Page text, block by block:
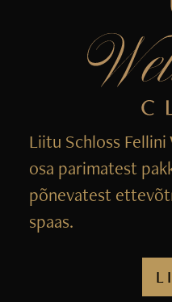
Liitu Schloss Fellini
osa parimatest
põnevatest
spaas.